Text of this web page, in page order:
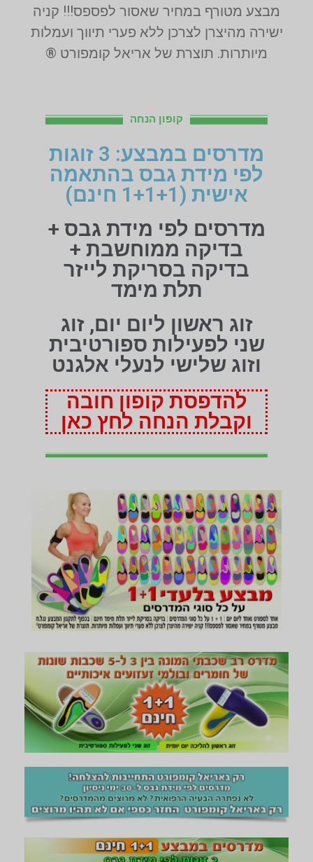
מבצע מטורף במחיר שאסור לפספס!!! קניה
ישירה מהיצרן לצרכן ללא פערי תיווך ועמלות
מיותרות. תוצרת של אריאל קומפורט ®
קופון הנחה
מדרסים במבצע: 3 זוגות
לפי מידת גבס בהתאמה
אישית (1+1+1 חינם)
מדרסים לפי מידת גבס +
בדיקה ממוחשבת +
בדיקה בסריקת לייזר
תלת מימד
זוג ראשון ליום יום, זוג
שני לפעילות ספורטיבית
וזוג שלישי לנעלי אלגנט
להדפסת קופון חובה
וקבלת הנחה לחץ כאן